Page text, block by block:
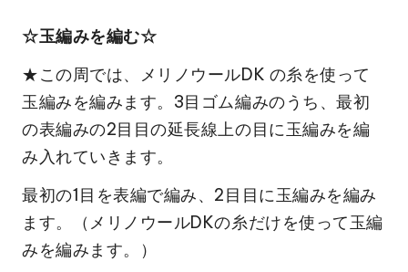
☆玉編みを編む☆
★この周では、メリノウールDK の糸を使って
玉編みを編みます。3目ゴム編みのうち、最初
の表編みの2目目の延長線上の目に玉編みを編
み入れていきます。
最初の1目を表編で編み、2目目に玉編みを編み
ます。（メリノウールDKの糸だけを使って玉編
みを編みます。）